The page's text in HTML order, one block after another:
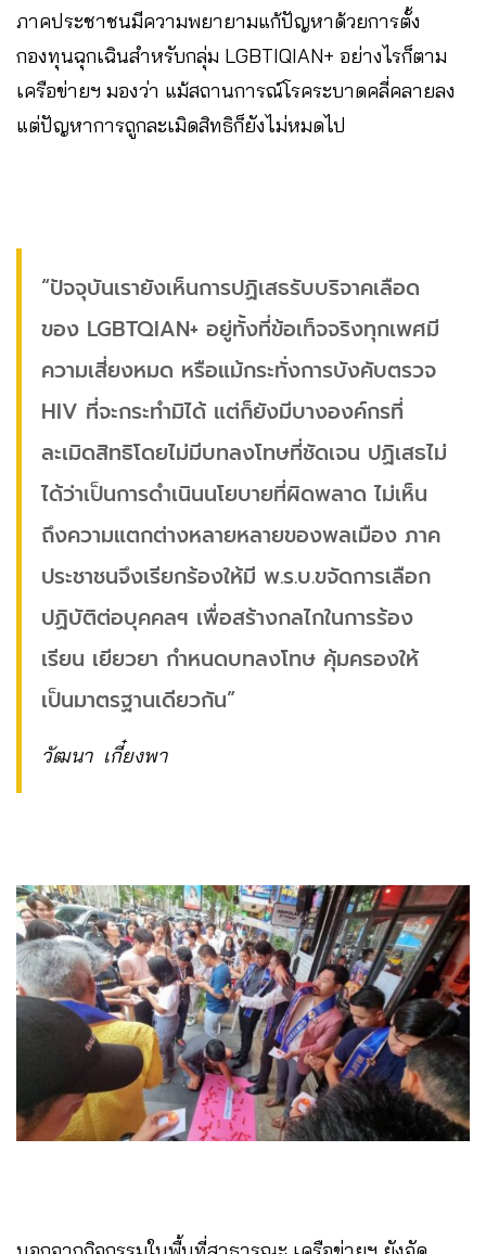
ภาคประชาชนมีความพยายามแก้ปัญหาด้วยการตั้ง
กองทุนฉุกเฉินสำหรับกลุ่ม LGBTIQIAN+ อย่างไรก็ตาม
เครือข่ายฯ มองว่า แม้สถานการณ์โรคระบาดคลี่คลายลง
แต่ปัญหาการถูกละเมิดสิทธิก็ยังไม่หมดไป
“ปัจจุบันเรายังเห็นการปฏิเสธรับบริจาคเลือด
ของ LGBTQIAN+ อยู่ทั้งที่ข้อเท็จจริงทุกเพศมี
ความเสี่ยงหมด หรือแม้กระทั่งการบังคับตรวจ
HIV ที่จะกระทำมิได้ แต่ก็ยังมีบางองค์กรที่
ละเมิดสิทธิโดยไม่มีบทลงโทษที่ชัดเจน ปฏิเสธไม่
ได้ว่าเป็นการดำเนินนโยบายที่ผิดพลาด ไม่เห็น
ถึงความแตกต่างหลายหลายของพลเมือง ภาค
ประชาชนจึงเรียกร้องให้มี พ.ร.บ.ขจัดการเลือก
ปฏิบัติต่อบุคคลฯ เพื่อสร้างกลไกในการร้อง
เรียน เยียวยา กำหนดบทลงโทษ คุ้มครองให้
เป็นมาตรฐานเดียวกัน”
วัฒนา เกี๋ยงพา